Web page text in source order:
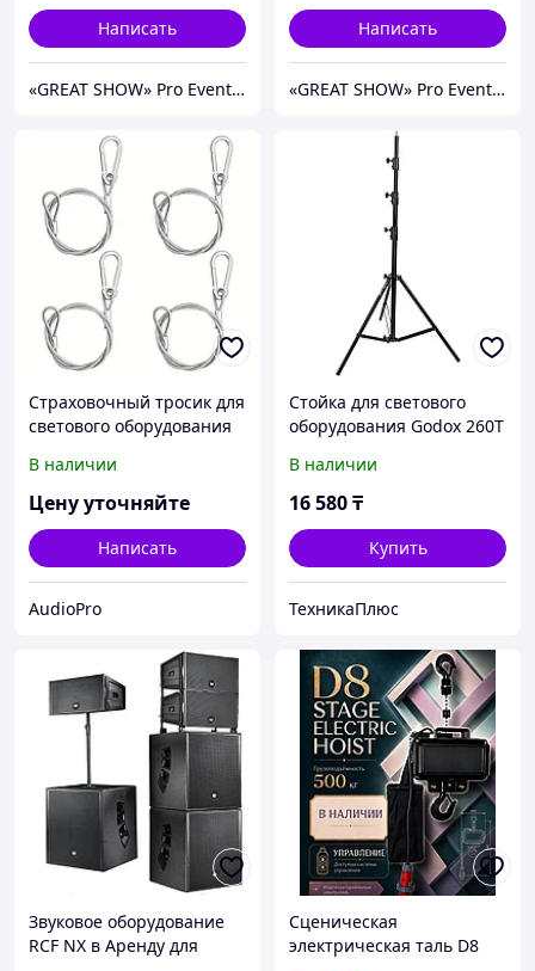
Написать
«GREAT SHOW» Pro Events Group - Аренда ЗВУКА, СВЕТА, СЦЕНЫ, LED - ЭКРАНОВ для любых мероприятий
Написать
«GREAT SHOW» Pro Events Group - Аренда ЗВУКА, СВЕТА, СЦЕНЫ, LED - ЭКРАНОВ для любых мероприятий
Страховочный тросик для
светового оборудования
В наличии
Цену уточняйте
Написать
AudioPro
Стойка для светового
оборудования Godox 260T
В наличии
16 580₸
Купить
ТехникаПлюс
Звуковое оборудование
RCF NX в Аренду для
Сценическая
электрическая таль D8